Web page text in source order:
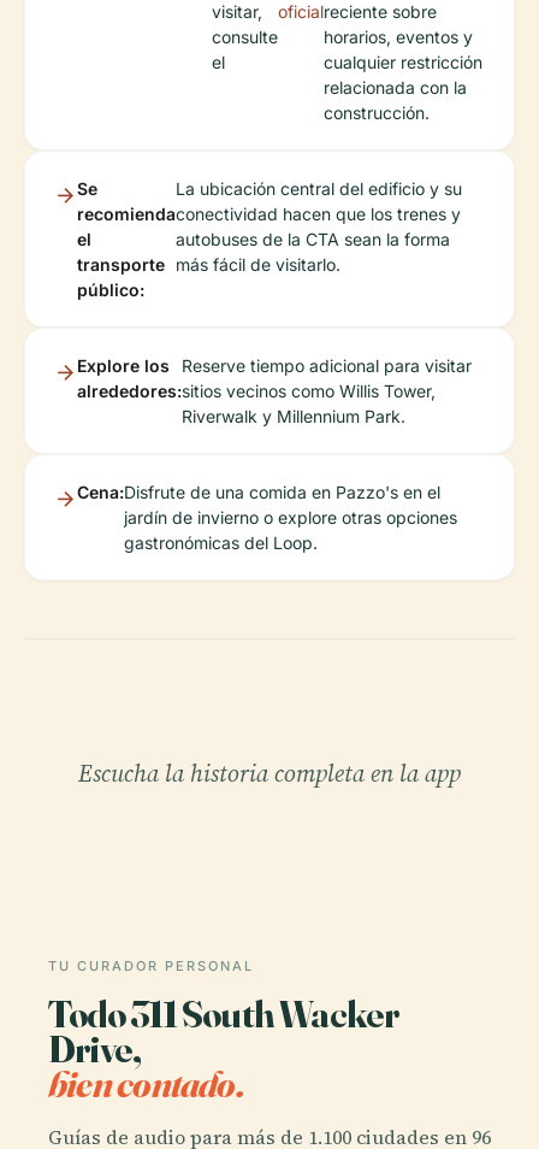
visitar,
consulte
el
oficialreciente sobre
horarios, eventos y
cualquier restricción
relacionada con la
construcción.
Se
recomienda
el
transporte
público:
La ubicación central del edificio y su
conectividad hacen que los trenes y
autobuses de la CTA sean la forma
más fácil de visitarlo.
Explore los
alrededores:
Reserve tiempo adicional para visitar
sitios vecinos como Willis Tower,
Riverwalk y Millennium Park.
Cena:Disfrute de una comida en Pazzo's en el
jardín de invierno o explore otras opciones
gastronómicas del Loop.
Escucha la historia completa en la app
TU CURADOR PERSONAL
Todo 311 South Wacker
Drive,
bien contado.
Guías de audio para más de 1.100 ciudades en 96